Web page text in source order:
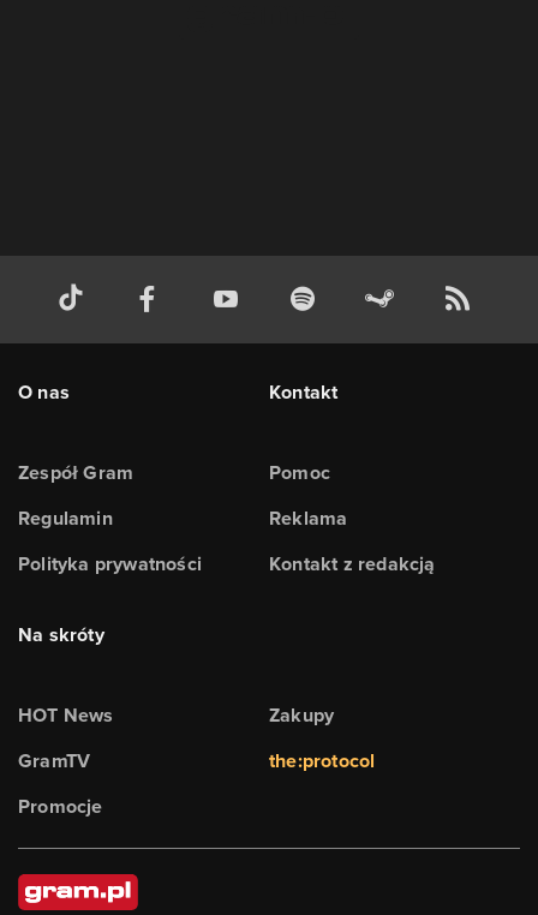
O nas
Zespół Gram
Regulamin
Polityka prywatności
Kontakt
Pomoc
Reklama
Kontakt z redakcją
Na skróty
HOT News
GramTV
Promocje
Zakupy
the:protocol